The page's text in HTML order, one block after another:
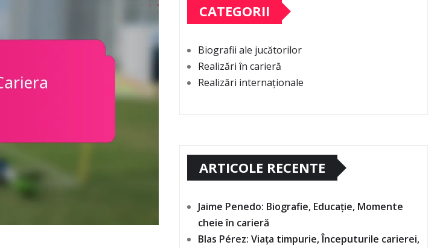
CATEGORII
Biografii ale jucătorilor
Realizări în carieră
Realizări internaționale
ARTICOLE RECENTE
Jaime Penedo: Biografie, Educație, Momente
cheie în carieră
Blas Pérez: Viața timpurie, Începuturile carierei,